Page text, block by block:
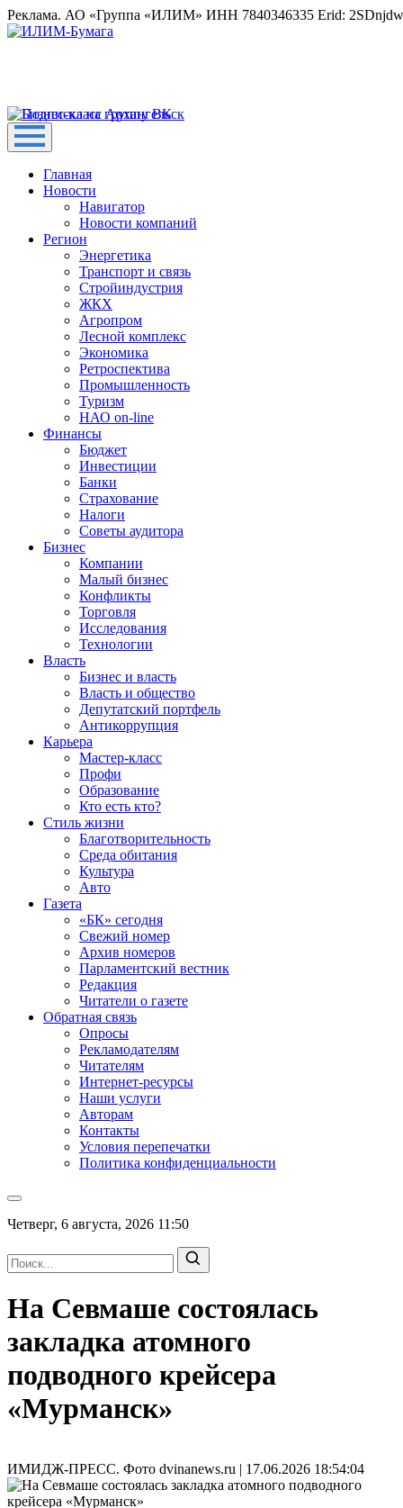
Реклама. АО «Группа «ИЛИМ» ИНН 7840346335 Erid:
Главная
Новости
Навигатор
Новости компаний
Регион
Энергетика
Транспорт и связь
Стройиндустрия
ЖКХ
Агропром
Лесной комплекс
Экономика
Ретроспектива
Промышленность
Туризм
НАО on-line
Финансы
Бюджет
Инвестиции
Банки
Страхование
Налоги
Советы аудитора
Бизнес
Компании
Малый бизнес
Конфликты
Торговля
Исследования
Технологии
Власть
Бизнес и власть
Власть и общество
Депутатский портфель
Антикоррупция
Карьера
Мастер-класс
Профи
Образование
Кто есть кто?
Стиль жизни
Благотворительность
Среда обитания
Культура
Авто
Газета
«БК» сегодня
Свежий номер
Архив номеров
Парламентский вестник
Редакция
Читатели о газете
Обратная связь
Опросы
Рекламодателям
Читателям
Интернет-ресурсы
Наши услуги
Авторам
Контакты
Условия перепечатки
Политика конфиденциальности
Четверг, 6 августа, 2026 11:50
На Севмаше состоялась
закладка атомного
подводного крейсера
«Мурманск»
ИМИДЖ-ПРЕСС. Фото dvinanews.ru | 17.06.2026 18:54:04